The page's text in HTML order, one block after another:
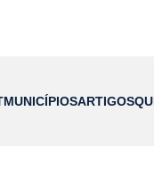
MUNICÍPIOSARTIGOS